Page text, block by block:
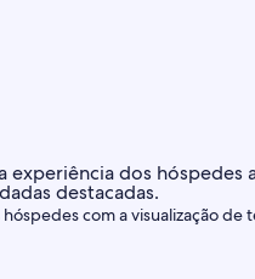
com a visualização de